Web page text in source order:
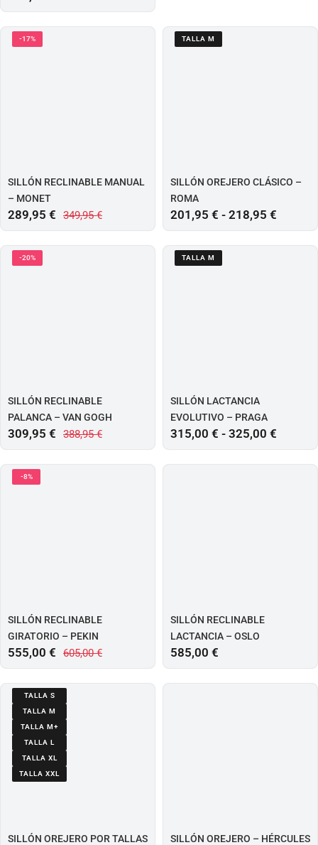
-17%
SILLÓN RECLINABLE MANUAL
– MONET
349,95€
289,95 €
TALLA M
SILLÓN OREJERO CLÁSICO –
ROMA
201,95 € - 218,95 €
-20%
SILLÓN RECLINABLE
PALANCA – VAN GOGH
388,95€
309,95 €
TALLA M
SILLÓN LACTANCIA
EVOLUTIVO – PRAGA
315,00 € - 325,00 €
-8%
SILLÓN RECLINABLE
GIRATORIO – PEKIN
605,00€
555,00 €
SILLÓN RECLINABLE
LACTANCIA – OSLO
585,00 €
TALLA S
TALLA M
TALLA M+
TALLA L
TALLA XL
TALLA XXL
SILLÓN OREJERO POR TALLAS SILLÓN OREJERO – HÉRCULES